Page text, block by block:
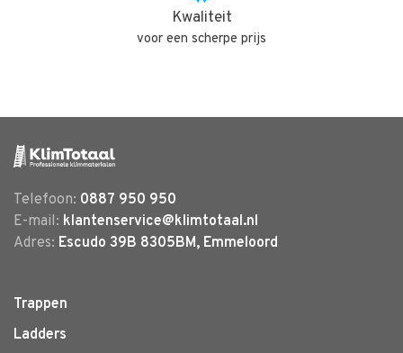
Kwaliteit
voor een scherpe prijs
Telefoon: 0887 950 950
E-mail: klantenservice@klimtotaal.nl
Adres: Escudo 39B 8305BM, Emmeloord
Trappen
Ladders